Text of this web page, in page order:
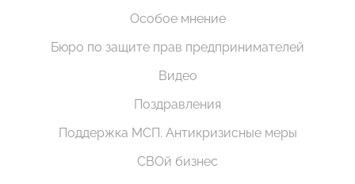
Особое мнение
Бюро по защите прав предпринимателей
Видео
Поздравления
Поддержка МСП. Антикризисные меры
СВОй бизнес